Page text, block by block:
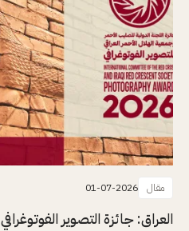
مقال 01-07-2026
العراق: جائزة التصوير الفوتوغرافي 2026